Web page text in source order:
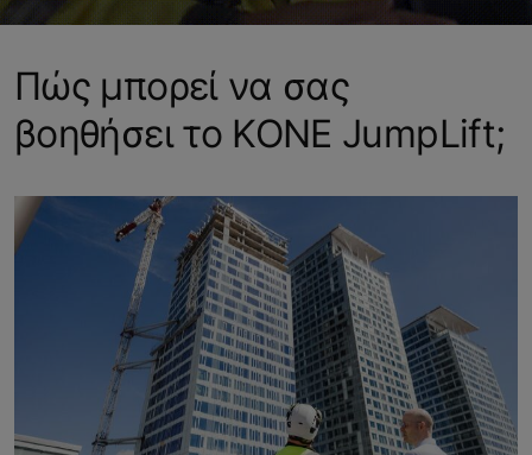
Πώς μπορεί να σας
βοηθήσει το KONE JumpLift;